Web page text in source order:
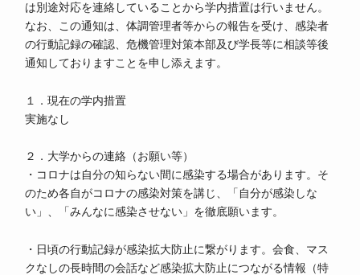
は別途対応を連絡していることから学内措置は行いません。
なお、この通知は、体調管理者等からの報告を受け、感染者
の行動記録の確認、危機管理対策本部及び学長等に相談等後
通知しておりますことを申し添えます。
１．現在の学内措置
実施なし
２．大学からの連絡（お願い等）
・コロナは自分の知らない間に感染する場合があります。そ
のため各自がコロナの感染対策を講じ、「自分が感染しな
い」、「みんなに感染させない」を徹底願います。
・日頃の行動記録が感染拡大防止に繋がります。会食、マス
クなしの長時間の会話など感染拡大防止につながる情報（特